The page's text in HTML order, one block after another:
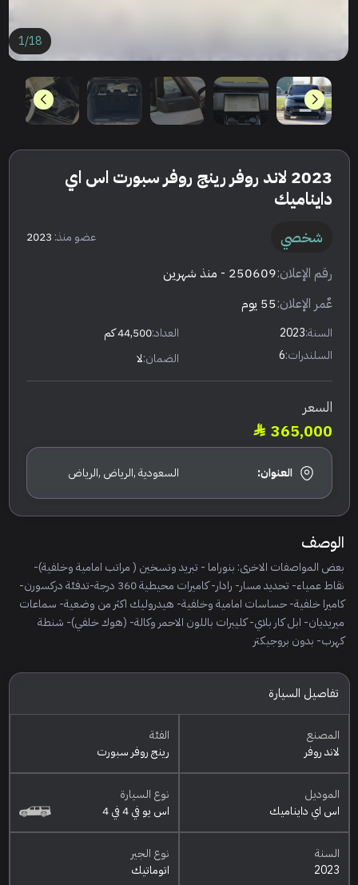
1/18
2023 لاند روفر رينج روفر سبورت اس اي
دايناميك
شخصي عضو منذ: 2023
رقم الإعلان:250609 - منذ شهرين
عٌمر الإعلان:55 يوم
السنة:2023 العداد:44,500 كم
السلندرات:6 الضمان:لا
السعر
365,000
العنوان: السعودية ,الرياض ,الرياض
الوصف
بعض المواصفات الاخرى: بنوراما - تبريد وتسخين ( مراتب امامية وخلفية)-
نقاط عمياء- تحديد مسار- رادار- كاميرات محيطية 360 درجة-تدفئة دركسورن-
كاميرا خلفية- حساسات امامية وخلفية- هيدروليك اكثر من وضعية- سماعات
ميريديان- ابل كار بلاي- كليبرات باللون الاحمر وكالة- (هوك خلفي)- شنطة
كهرب- بدون بروجيكتر
تفاصيل السيارة
المصنع
لاند روفر
الفئة
رينج روفر سبورت
الموديل
اس اي دايناميك
نوع السيارة
اس يو في 4 في 4
السنة
2023
نوع الجير
اتوماتيك